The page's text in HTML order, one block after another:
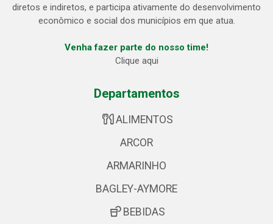
diretos e indiretos, e participa ativamente do desenvolvimento
econômico e social dos municípios em que atua.
Venha fazer parte do nosso time!
Clique aqui
Departamentos
ALIMENTOS
ARCOR
ARMARINHO
BAGLEY-AYMORE
BEBIDAS